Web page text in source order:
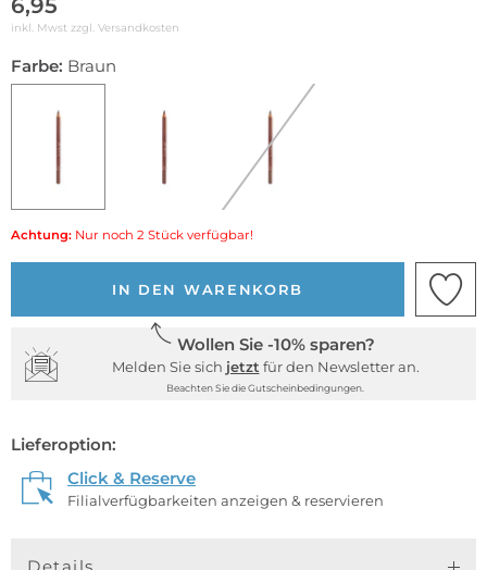
6,95
inkl. Mwst zzgl. Versandkosten
Farbe: Braun
Achtung: Nur noch 2 Stück verfügbar!
IN DEN WARENKORB
Wollen Sie -10% sparen?
Melden Sie sich jetzt für den Newsletter an.
Beachten Sie die Gutscheinbedingungen.
Lieferoption:
Click & Reserve
Filialverfügbarkeiten anzeigen & reservieren